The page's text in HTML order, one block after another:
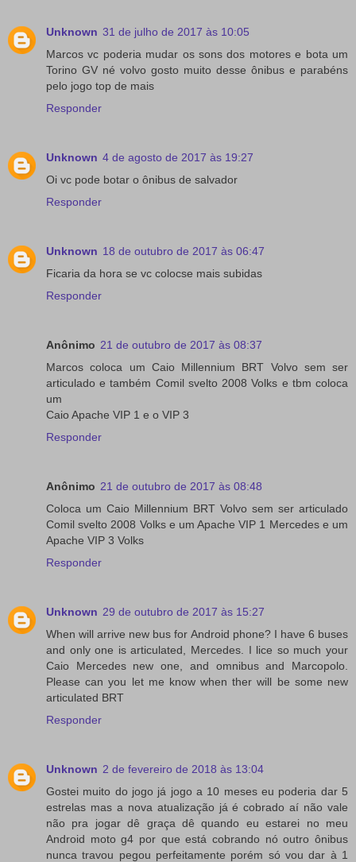
Unknown 31 de julho de 2017 às 10:05
Marcos vc poderia mudar os sons dos motores e bota um
Torino GV né volvo gosto muito desse ônibus e parabéns
pelo jogo top de mais
Responder
Unknown 4 de agosto de 2017 às 19:27
Oi vc pode botar o ônibus de salvador
Responder
Unknown 18 de outubro de 2017 às 06:47
Ficaria da hora se vc colocse mais subidas
Responder
Anônimo 21 de outubro de 2017 às 08:37
Marcos coloca um Caio Millennium BRT Volvo sem ser
articulado e também Comil svelto 2008 Volks e tbm coloca
um
Caio Apache VIP 1 e o VIP 3
Responder
Anônimo 21 de outubro de 2017 às 08:48
Coloca um Caio Millennium BRT Volvo sem ser articulado
Comil svelto 2008 Volks e um Apache VIP 1 Mercedes e um
Apache VIP 3 Volks
Responder
Unknown 29 de outubro de 2017 às 15:27
When will arrive new bus for Android phone? I have 6 buses
and only one is articulated, Mercedes. I lice so much your
Caio Mercedes new one, and omnibus and Marcopolo.
Please can you let me know when ther will be some new
articulated BRT
Responder
Unknown 2 de fevereiro de 2018 às 13:04
Gostei muito do jogo já jogo a 10 meses eu poderia dar 5
estrelas mas a nova atualização já é cobrado aí não vale
não pra jogar dê graça dê quando eu estarei no meu
Android moto g4 por que está cobrando nó outro ônibus
nunca travou pegou perfeitamente porém só vou dar à 1